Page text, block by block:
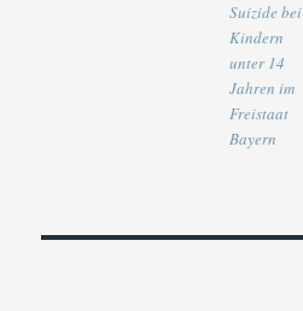
Suizide bei
Kindern
unter 14
Jahren im
Freistaat
Bayern